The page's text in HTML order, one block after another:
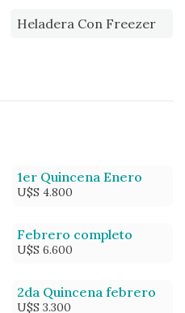
Heladera Con Freezer
1er Quincena Enero
U$S 4.800
Febrero completo
U$S 6.600
2da Quincena febrero
U$S 3.300